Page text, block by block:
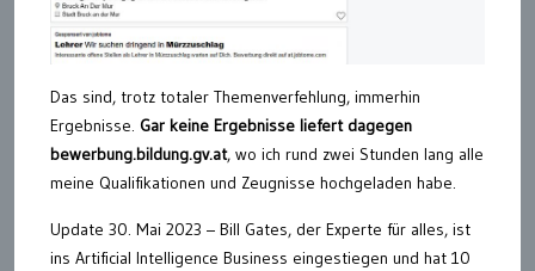
Das sind, trotz totaler Themenverfehlung, immerhin
Ergebnisse. Gar keine Ergebnisse liefert dagegen
bewerbung.bildung.gv.at, wo ich rund zwei Stunden lang alle
meine Qualifikationen und Zeugnisse hochgeladen habe.
Update 30. Mai 2023 – Bill Gates, der Experte für alles, ist
ins Artificial Intelligence Business eingestiegen und hat 10